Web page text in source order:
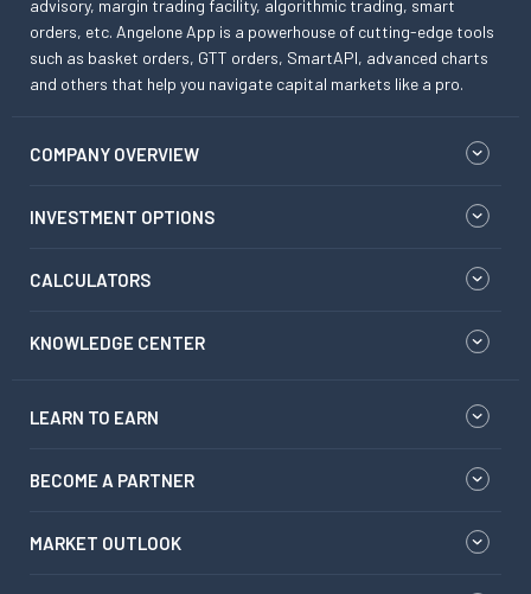
advisory, margin trading facility, algorithmic trading, smart
orders, etc. Angelone App is a powerhouse of cutting-edge tools
such as basket orders, GTT orders, SmartAPI, advanced charts
and others that help you navigate capital markets like a pro.
COMPANY OVERVIEW
INVESTMENT OPTIONS
CALCULATORS
KNOWLEDGE CENTER
LEARN TO EARN
BECOME A PARTNER
MARKET OUTLOOK